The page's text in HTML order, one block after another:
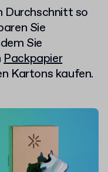
Durchschnitt so
Sie
Sie
Packpapier
Kartons kaufen.